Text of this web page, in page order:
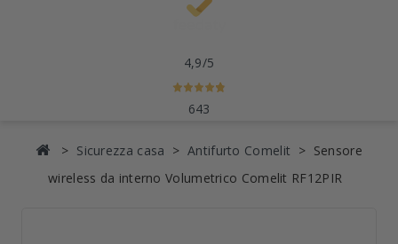
4,9/5
643
Sicurezza casa Antifurto Comelit
Sensore
wireless da interno Volumetrico Comelit RF12PIR